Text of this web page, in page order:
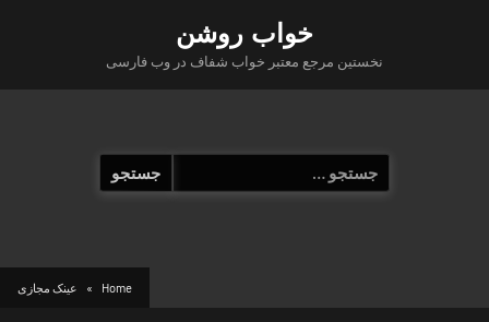
خواب روشن
نخستین مرجع معتبر خواب شفاف در وب فارسی
جستجو
برای:
Home عینک مجازی